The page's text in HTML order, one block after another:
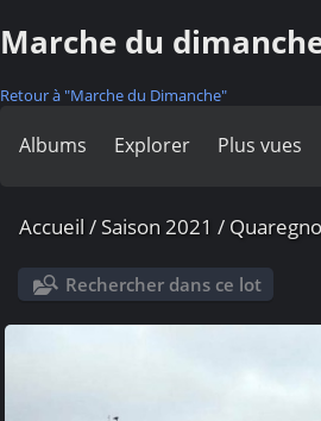
Marche du
Retour à "Marche du Dimanche"
Albums Explorer Plus vues
Accueil /Saison 2021 /
Rechercher dans ce lot